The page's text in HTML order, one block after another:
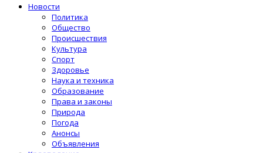
Новости
Политика
Общество
Происшествия
Культура
Спорт
Здоровье
Наука и техника
Образование
Права и законы
Природа
Погода
Анонсы
Объявления